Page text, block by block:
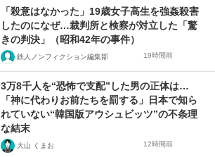
「殺意はなかった」19歳女子高生を強姦殺害
したのになぜ…裁判所と検察が対立した「驚
きの判決」（昭和42年の事件）
鉄人ノンフィクション編集部 19時間前
3万8千人を“恐怖で支配”した男の正体は…
「神に代わりお前たちを罰する」日本で知ら
れていない“韓国版アウシュビッツ”の不条理
な結末
大山 くまお 12時間前